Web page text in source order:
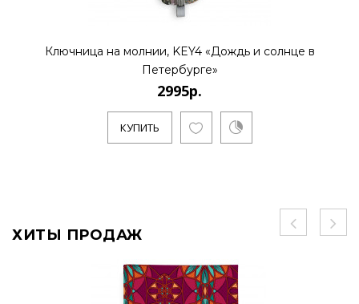
Ключница на молнии, KEY4 «Дождь и солнце в
Петербурге»
2995р.
КУПИТЬ
ХИТЫ ПРОДАЖ